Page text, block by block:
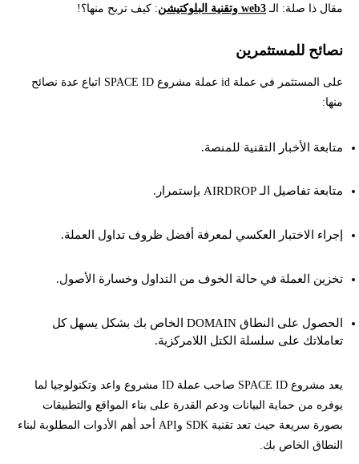
مقال ذا صلة: الـ web3 وتقنية البلوكتيشن : كيف تربح منها؟!
نصائح للمستثمرين
على المستثمر في عملة id عملة مشروع SPACE ID اتباع عدة نصائح
منها:
متابعة الأخبار التقنية للمنصة.
متابعة تفاصيل الـ AIRDROP بإستمرار.
إجراء الاختبار العكسي لمعرفة أفضل ظروف تداول العملة.
تخزين العملة في حالة الخوف من التداول وخسارة الأصول.
الحصول على النطاق DOMAIN الخاص بك بشكل يسهل كل
تعاملاتك على سلسلة الكتل اللامركزية.
يعد مشروع SPACE ID صاحب عملة ID مشروع واعد وتكنولوجيا لما
يوفره من حماية البيانات ودعم القدرة على بناء المواقع والتطبيقات
بصورة سريعة حيث تعد تقنية SDK وAPI أحد أهم الأدوات المطلوبة لبناء
النطاق الخاص بك.